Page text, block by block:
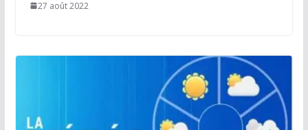
27 août 2022